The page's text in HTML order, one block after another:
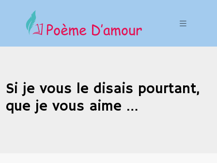
Si je vous le disais pourtant,
que je vous aime …